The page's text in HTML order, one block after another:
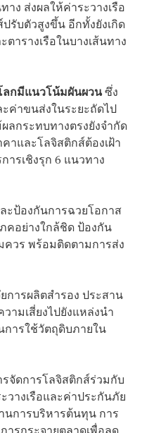
าง ส่งผลให้ค่าระวางเรือ
รับตัวสูงขึ้น อีกทั้งยังเกิด
ารางเรือในบางเส้นทาง
ลกมีแนวโน้มผันผวนซึ่ง
ค่าขนส่งในระยะถัดไป
ลกระทบทางตรงยังจำกัด
าและโลจิสติกส์ต้องเฝ้า
ารเชิงรุก 6 แนวทาง
ะป้องกันการฉวยโอกาส
คอย่างใกล้ชิด ป้องกัน
วร พร้อมติดตามการส่ง
การผลิตสำรอง ประสาน
ามเสี่ยงไปยังแหล่งนำ
การใช้วัตถุดิบภายใน
จัดการโลจิสติกส์ร่วมกับ
วางเรือและค่าประกันภัย
นการบริหารต้นทุน การ